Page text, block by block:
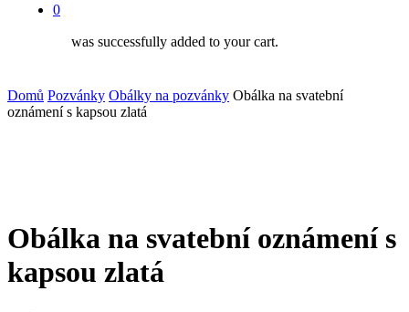
0
was successfully added to your cart.
Domů Pozvánky Obálky na pozvánky Obálka na svatební
oznámení s kapsou zlatá
Obálka na svatební oznámení s
kapsou zlatá